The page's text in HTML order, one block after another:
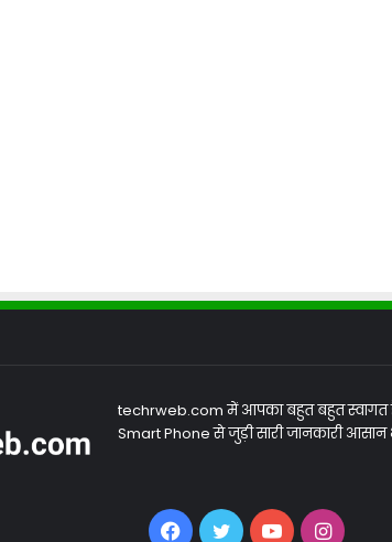
techrweb.com में आपका बहुत बहुत स्वागत
Smart Phone से जुड़ी सारी जानकारी
Facebook
TwitterYouTube